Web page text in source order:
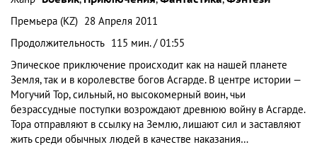
Премьера (KZ) 28 Апреля 2011
Продолжительность 115 мин. / 01:55
Эпическое приключение происходит как на нашей планете
Земля, так и в королевстве богов Асгарде. В центре истории —
Могучий Тор, сильный, но высокомерный воин, чьи
безрассудные поступки возрождают древнюю войну в Асгарде.
Тора отправляют в ссылку на Землю, лишают сил и заставляют
жить среди обычных людей в качестве наказания…